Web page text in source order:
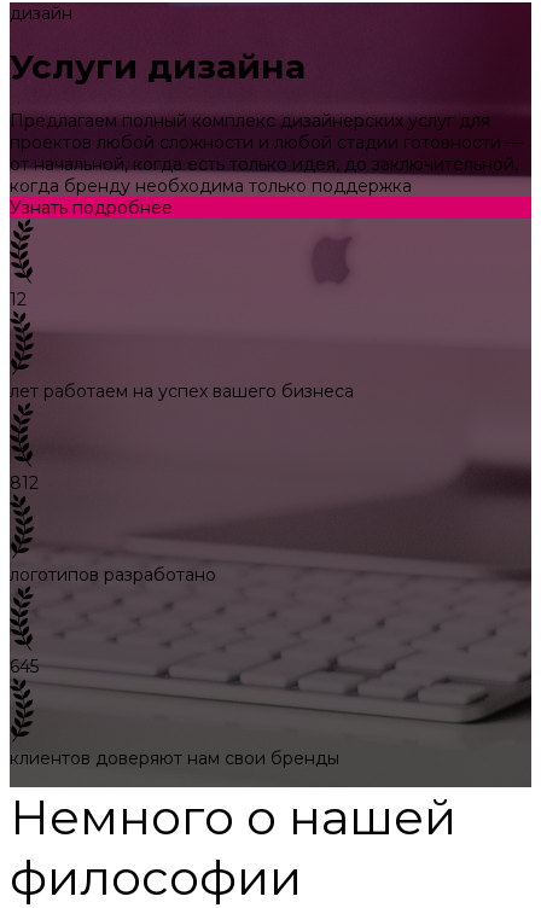
дизайн
Услуги дизайна
Предлагаем полный комплекс дизайнерских услуг для
проектов любой сложности и любой стадии готовности —
от начальной, когда есть только идея, до заключительной,
когда бренду необходима только поддержка
Узнать подробнее
12
лет работаем на успех вашего бизнеса
812
логотипов разработано
645
клиентов доверяют нам свои бренды
Немного о нашей
философии